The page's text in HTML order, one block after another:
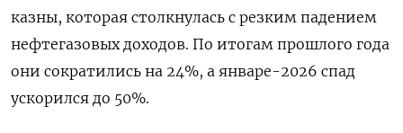
казны, которая столкнулась с резким падением
нефтегазовых доходов. По итогам прошлого года
они сократились на 24%, а январе-2026 спад
ускорился до 50%.